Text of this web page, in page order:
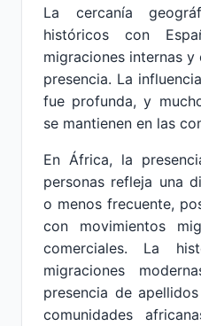
La cercanía
históricos con
migraciones internas y
presencia. La
fue profunda, y
se mantienen en las
En África, la
personas refleja una
o menos frecuente,
con movimientos
comerciales. La
migraciones
presencia de
comunidades